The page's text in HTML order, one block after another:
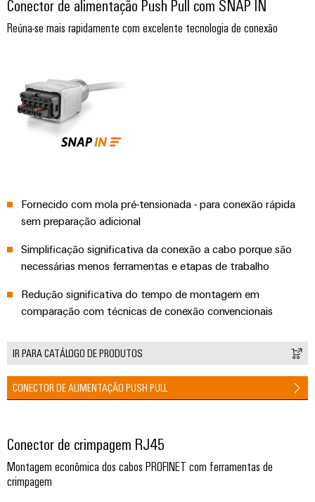
gás
Garante
a
com
soluções
integradas
para
o
Transmissão
e
distribuição
Estabilidade
e
para
redes
modernas
Tratamento
da
água
das
águas
residuais
Local
e
acessórios
Ferramentas
Software
Identificadores
Impressoras
Iluminação
Infraestrutura
do
quadro
Serviço
de
Conector de alimentação Push Pull com SNAP IN
Reúna-se mais rapidamente com excelente tecnologia de conexão
Fornecido com mola pré-tensionada - para conexão rápida
sem preparação adicional
Simplificação significativa da conexão a cabo porque são
necessárias menos ferramentas e etapas de trabalho
Redução significativa do tempo de montagem em
comparação com técnicas de conexão convencionais
IR PARA CATÁLOGO DE PRODUTOS
CONECTOR DE ALIMENTAÇÃO PUSH PULL
Conector de crimpagem RJ45
Montagem econômica dos cabos PROFINET com ferramentas de
crimpagem